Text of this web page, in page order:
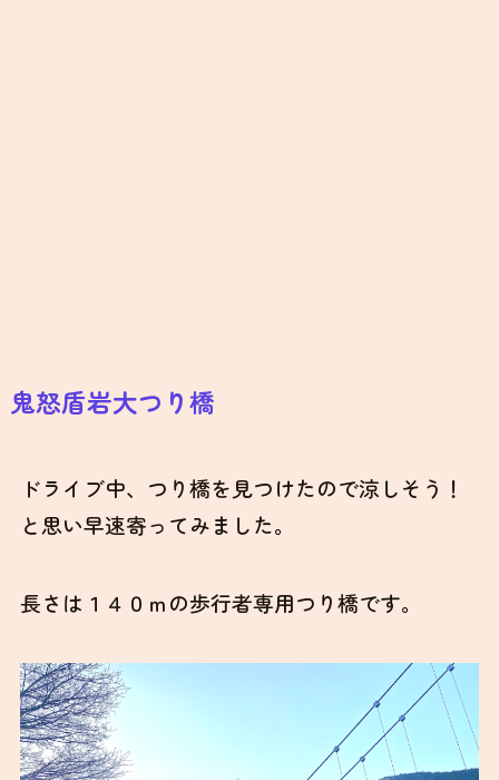
鬼怒盾岩大つり橋
ドライブ中、つり橋を見つけたので涼しそう！
と思い早速寄ってみました。
長さは１４０ｍの歩行者専用つり橋です。